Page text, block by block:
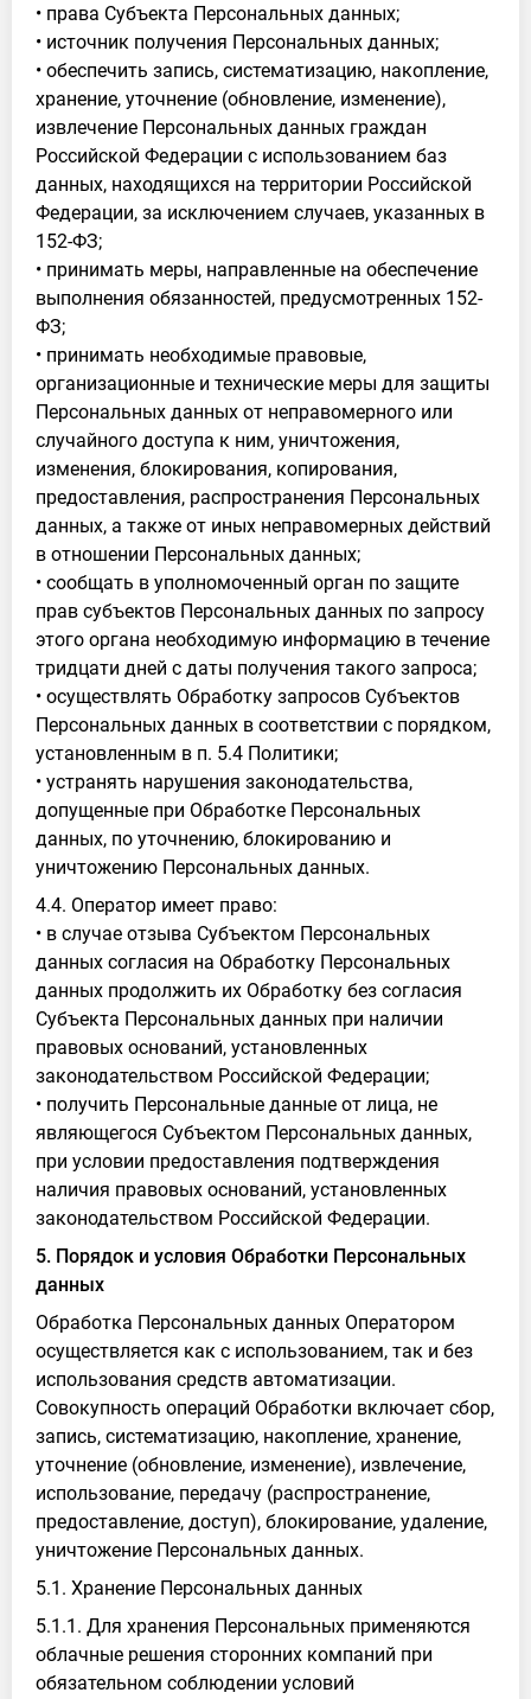
• права Субъекта Персональных данных;
• источник получения Персональных данных;
• обеспечить запись, систематизацию, накопление,
хранение, уточнение (обновление, изменение),
извлечение Персональных данных граждан
Российской Федерации с использованием баз
данных, находящихся на территории Российской
Федерации, за исключением случаев, указанных в
152-ФЗ;
• принимать меры, направленные на обеспечение
выполнения обязанностей, предусмотренных 152-
ФЗ;
• принимать необходимые правовые,
организационные и технические меры для защиты
Персональных данных от неправомерного или
случайного доступа к ним, уничтожения,
изменения, блокирования, копирования,
предоставления, распространения Персональных
данных, а также от иных неправомерных действий
в отношении Персональных данных;
• сообщать в уполномоченный орган по защите
прав субъектов Персональных данных по запросу
этого органа необходимую информацию в течение
тридцати дней с даты получения такого запроса;
• осуществлять Обработку запросов Субъектов
Персональных данных в соответствии с порядком,
установленным в п. 5.4 Политики;
• устранять нарушения законодательства,
допущенные при Обработке Персональных
данных, по уточнению, блокированию и
уничтожению Персональных данных.
4.4. Оператор имеет право:
• в случае отзыва Субъектом Персональных
данных согласия на Обработку Персональных
данных продолжить их Обработку без согласия
Субъекта Персональных данных при наличии
правовых оснований, установленных
законодательством Российской Федерации;
• получить Персональные данные от лица, не
являющегося Субъектом Персональных данных,
при условии предоставления подтверждения
наличия правовых оснований, установленных
законодательством Российской Федерации.
5. Порядок и условия Обработки Персональных
данных
Обработка Персональных данных Оператором
осуществляется как с использованием, так и без
использования средств автоматизации.
Совокупность операций Обработки включает сбор,
запись, систематизацию, накопление, хранение,
уточнение (обновление, изменение), извлечение,
использование, передачу (распространение,
предоставление, доступ), блокирование, удаление,
уничтожение Персональных данных.
5.1. Хранение Персональных данных
5.1.1. Для хранения Персональных применяются
облачные решения сторонних компаний при
обязательном соблюдении условий